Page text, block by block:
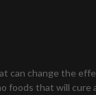
can change the
foods that will cure